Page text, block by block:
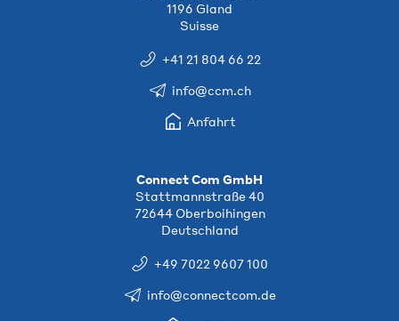
1196 Gland
Suisse
+41 21 804 66 22
info@ccm.ch
Anfahrt
Connect Com GmbH
Stattmannstraße 40
72644 Oberboihingen
Deutschland
+49 7022 9607 100
info@connectcom.de